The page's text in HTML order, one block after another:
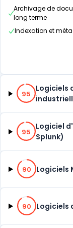
Archivage de
long terme
Indexation et
95% de
95
Logiciels
95% de
95
Logiciel
Splunk)
90% de
90 Logiciels
90% de
90 Logiciels